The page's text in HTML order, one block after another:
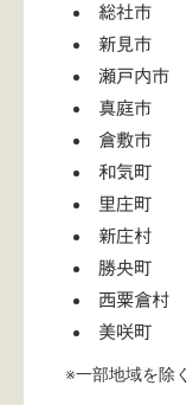
総社市
新見市
瀬戸内市
真庭市
倉敷市
和気町
里庄町
新庄村
勝央町
西粟倉村
美咲町
※一部地域を除く